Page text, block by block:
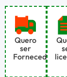
Quero
ser
Fornecedor